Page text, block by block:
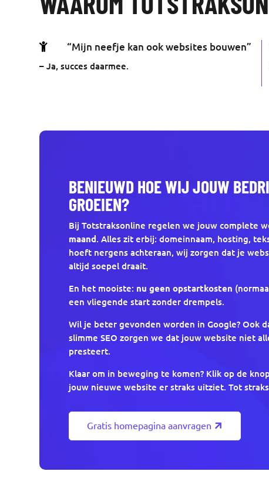
 “Mijn neefje kan ook websites bouwen”
– Ja, succes daarmee.
BENIEUWD HOE WIJ JOUW
GROEIEN?
Bij Totstraksonline regelen we jouw complete
maand. Alles zit erbij: domeinnaam, hosting,
hoeft nergens achteraan, wij zorgen dat je
altijd soepel draait.
En het mooiste: nu geen opstartkosten
een vliegende start zonder drempels.
Wil je beter gevonden worden in Google? Ook
slimme SEO zorgen we dat jouw website niet
presteert.
Klaar om in beweging te komen? Klik op de
jouw nieuwe website er straks uitziet. Tot
Gratis homepagina aanvragen